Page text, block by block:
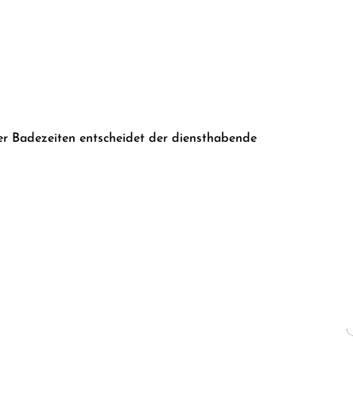
Badezeiten entscheidet der diensthabende